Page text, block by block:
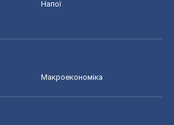
Напої
Макроекономіка